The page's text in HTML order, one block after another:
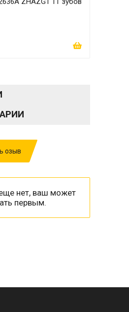
озыв
нет, ваш может
первым.